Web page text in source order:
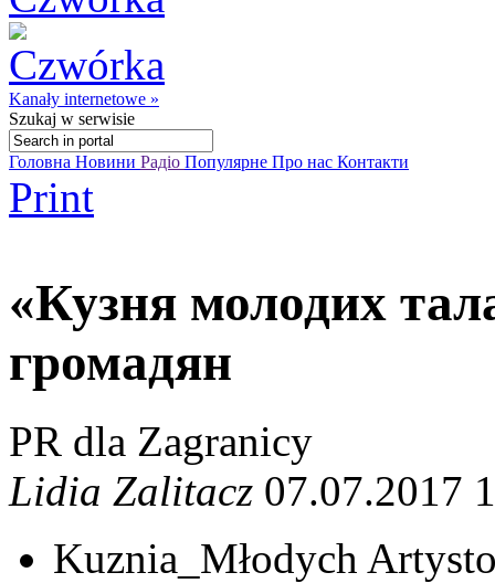
Kanały internetowe »
Szukaj w serwisie
Головна Новини Радіо Популярне Про нас Контакти
Print
«Кузня молодих
громадян
PR dla Zagranicy
Lidia Zalitacz 07.07.2017
Kuznia_Młodych